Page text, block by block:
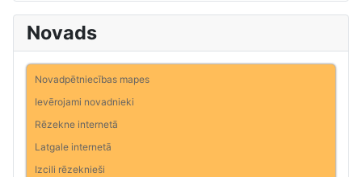
Novads
Novadpētniecības mapes
Ievērojami novadnieki
Rēzekne internetā
Latgale internetā
Izcili rēzeknieši